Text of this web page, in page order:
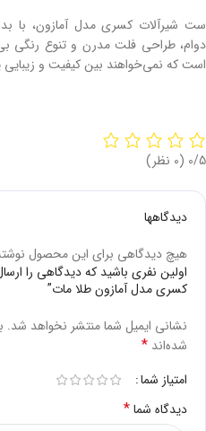
ست شیرآلات کسری مدل آمازون، با
دوام، طراحی فلت مدرن و تنوع رنگی
است که نمی‌خواهند بین کیفیت و زیبایی
‫0/5 ‫(0 نظر)
دیدگاهها
هیچ دیدگاهی برای این محصول
اولین نفری باشید که دیدگاهی را
کسری مدل آمازون طلا مات”
نشانی ایمیل شما منتشر نخواهد شد.
شده‌اند *
امتیاز شما
دیدگاه شما*